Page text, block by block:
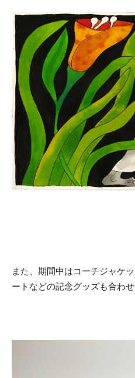
また、期間中はコーチジャケ
ートなどの記念グッズも合わせ